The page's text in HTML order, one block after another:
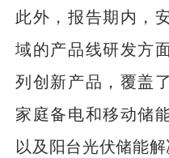
此外，报告期内，
域的产品线研发方
列创新产品，覆盖
家庭备电和移动储
以及阳台光伏储能解